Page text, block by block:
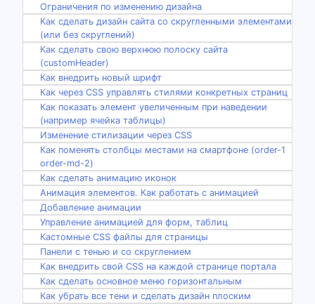
Ограничения по изменению дизайна
Как сделать дизайн сайта со скругленными элементами
(или без скруглений)
Как сделать свою верхнюю полоску сайта
(customHeader)
Как внедрить новый шрифт
Как через CSS управлять стилями конкретных страниц
Как показать элемент увеличенным при наведении
(например ячейка таблицы)
Изменение стилизации через CSS
Как поменять столбцы местами на смартфоне (order-1
order-md-2)
Как сделать анимацию иконок
Анимация элементов. Как работать с анимацией
Добавление анимации
Управление анимацией для форм, таблиц
Кастомные CSS файлы для страницы
Панели с тенью и со скруглением
Как внедрить свой CSS на каждой странице портала
Как сделать основное меню горизонтальным
Как убрать все тени и сделать дизайн плоским